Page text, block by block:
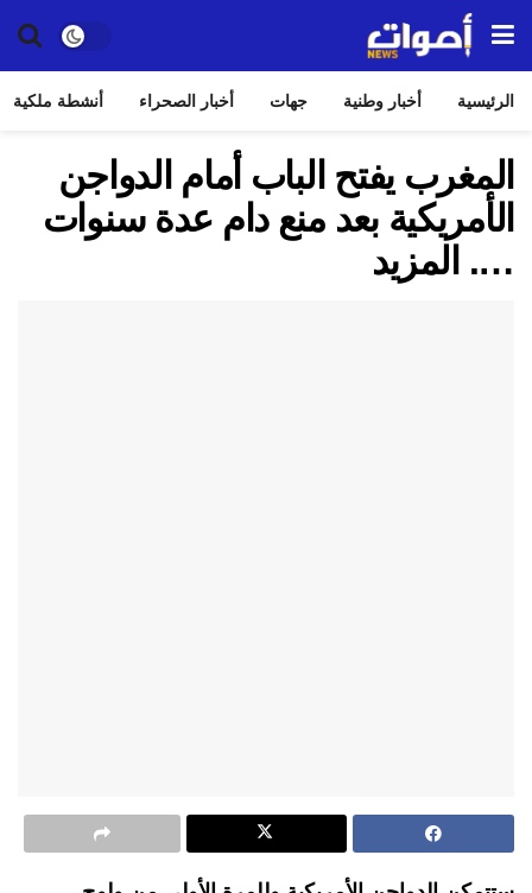
الرئيسية أخبار وطنية جهات أخبار الصحراء أنشطة ملكية
المغرب يفتح الباب أمام الدواجن
الأمريكية بعد منع دام عدة سنوات
…. المزيد